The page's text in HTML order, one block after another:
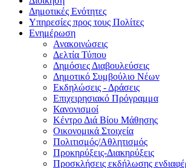
Δημοτικές Ενότητες
Υπηρεσίες προς τους Πολίτες
Ενημέρωση
Ανακοινώσεις
Δελτία Τύπου
Δημόσιες Διαβουλεύσεις
Δημοτικό Συμβούλιο Νέων
Εκδηλώσεις - Δράσεις
Επιχειρησιακό Πρόγραμμα
Κανονισμοί
Κέντρο Διά Βίου Μάθησης
Οικονομικά Στοιχεία
Πολιτισμός/Αθλητισμός
Προκηρύξεις-Διακηρύξεις
Προσκλήσεις εκδήλωσης